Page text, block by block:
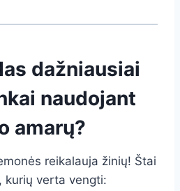
dažniausiai
naudojant
amarų?
reikalauja žinių! Štai
kurių verta vengti: